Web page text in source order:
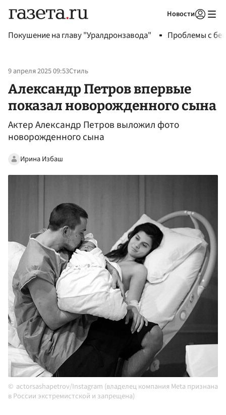
Новости
Покушение на главу "Уралдронзавода" Проблемы с
9 апреля 2025 09:53Стиль
Александр Петров впервые
показал новорожденного сына
Актер Александр Петров выложил фото
новорожденного сына
Ирина Избаш
actorsashapetrov/Instagram (владелец компания Meta признана
в России экстремистской и запрещена)